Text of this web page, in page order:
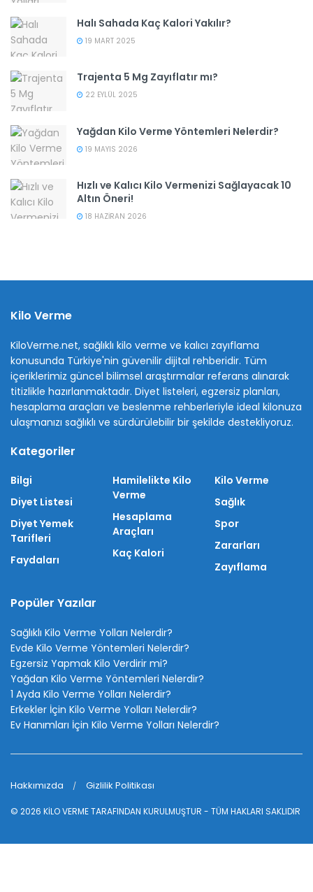
Halı Sahada Kaç Kalori Yakılır?
19 MART 2025
Trajenta 5 Mg Zayıflatır mı?
22 EYLÜL 2025
Yağdan Kilo Verme Yöntemleri Nelerdir?
19 MAYIS 2026
Hızlı ve Kalıcı Kilo Vermenizi Sağlayacak 10
Altın Öneri!
18 HAZIRAN 2026
Kilo Verme
KiloVerme.net, sağlıklı kilo verme ve kalıcı zayıflama
konusunda Türkiye'nin güvenilir dijital rehberidir. Tüm
içeriklerimiz güncel bilimsel araştırmalar referans alınarak
titizlikle hazırlanmaktadır. Diyet listeleri, egzersiz planları,
hesaplama araçları ve beslenme rehberleriyle ideal kilonuza
ulaşmanızı sağlıklı ve sürdürülebilir bir şekilde destekliyoruz.
Kategoriler
Bilgi
Diyet Listesi
Diyet Yemek
Tarifleri
Faydaları
Hamilelikte Kilo
Verme
Hesaplama
Araçları
Kaç Kalori
Kilo Verme
Sağlık
Spor
Zararları
Zayıflama
Popüler Yazılar
Sağlıklı Kilo Verme Yolları Nelerdir?
Evde Kilo Verme Yöntemleri Nelerdir?
Egzersiz Yapmak Kilo Verdirir mi?
Yağdan Kilo Verme Yöntemleri Nelerdir?
1 Ayda Kilo Verme Yolları Nelerdir?
Erkekler İçin Kilo Verme Yolları Nelerdir?
Ev Hanımları İçin Kilo Verme Yolları Nelerdir?
Hakkımızda Gizlilik Politikası
© 2026 KİLO VERMETARAFINDAN KURULMUŞTUR - TÜM HAKLARI SAKLIDIR